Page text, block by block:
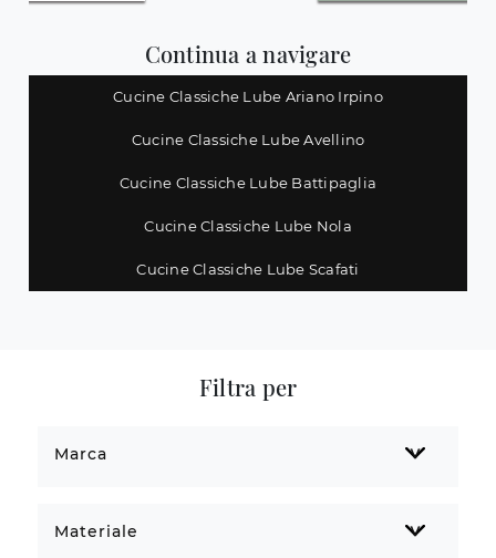
Continua a navigare
Cucine Classiche Lube Ariano Irpino
Cucine Classiche Lube Avellino
Cucine Classiche Lube Battipaglia
Cucine Classiche Lube Nola
Cucine Classiche Lube Scafati
Filtra per
Marca
Materiale